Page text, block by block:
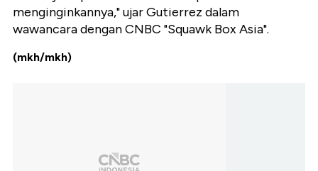
menginginkannya," ujar Gutierrez dalam
wawancara dengan CNBC "Squawk Box Asia".
(mkh/mkh)